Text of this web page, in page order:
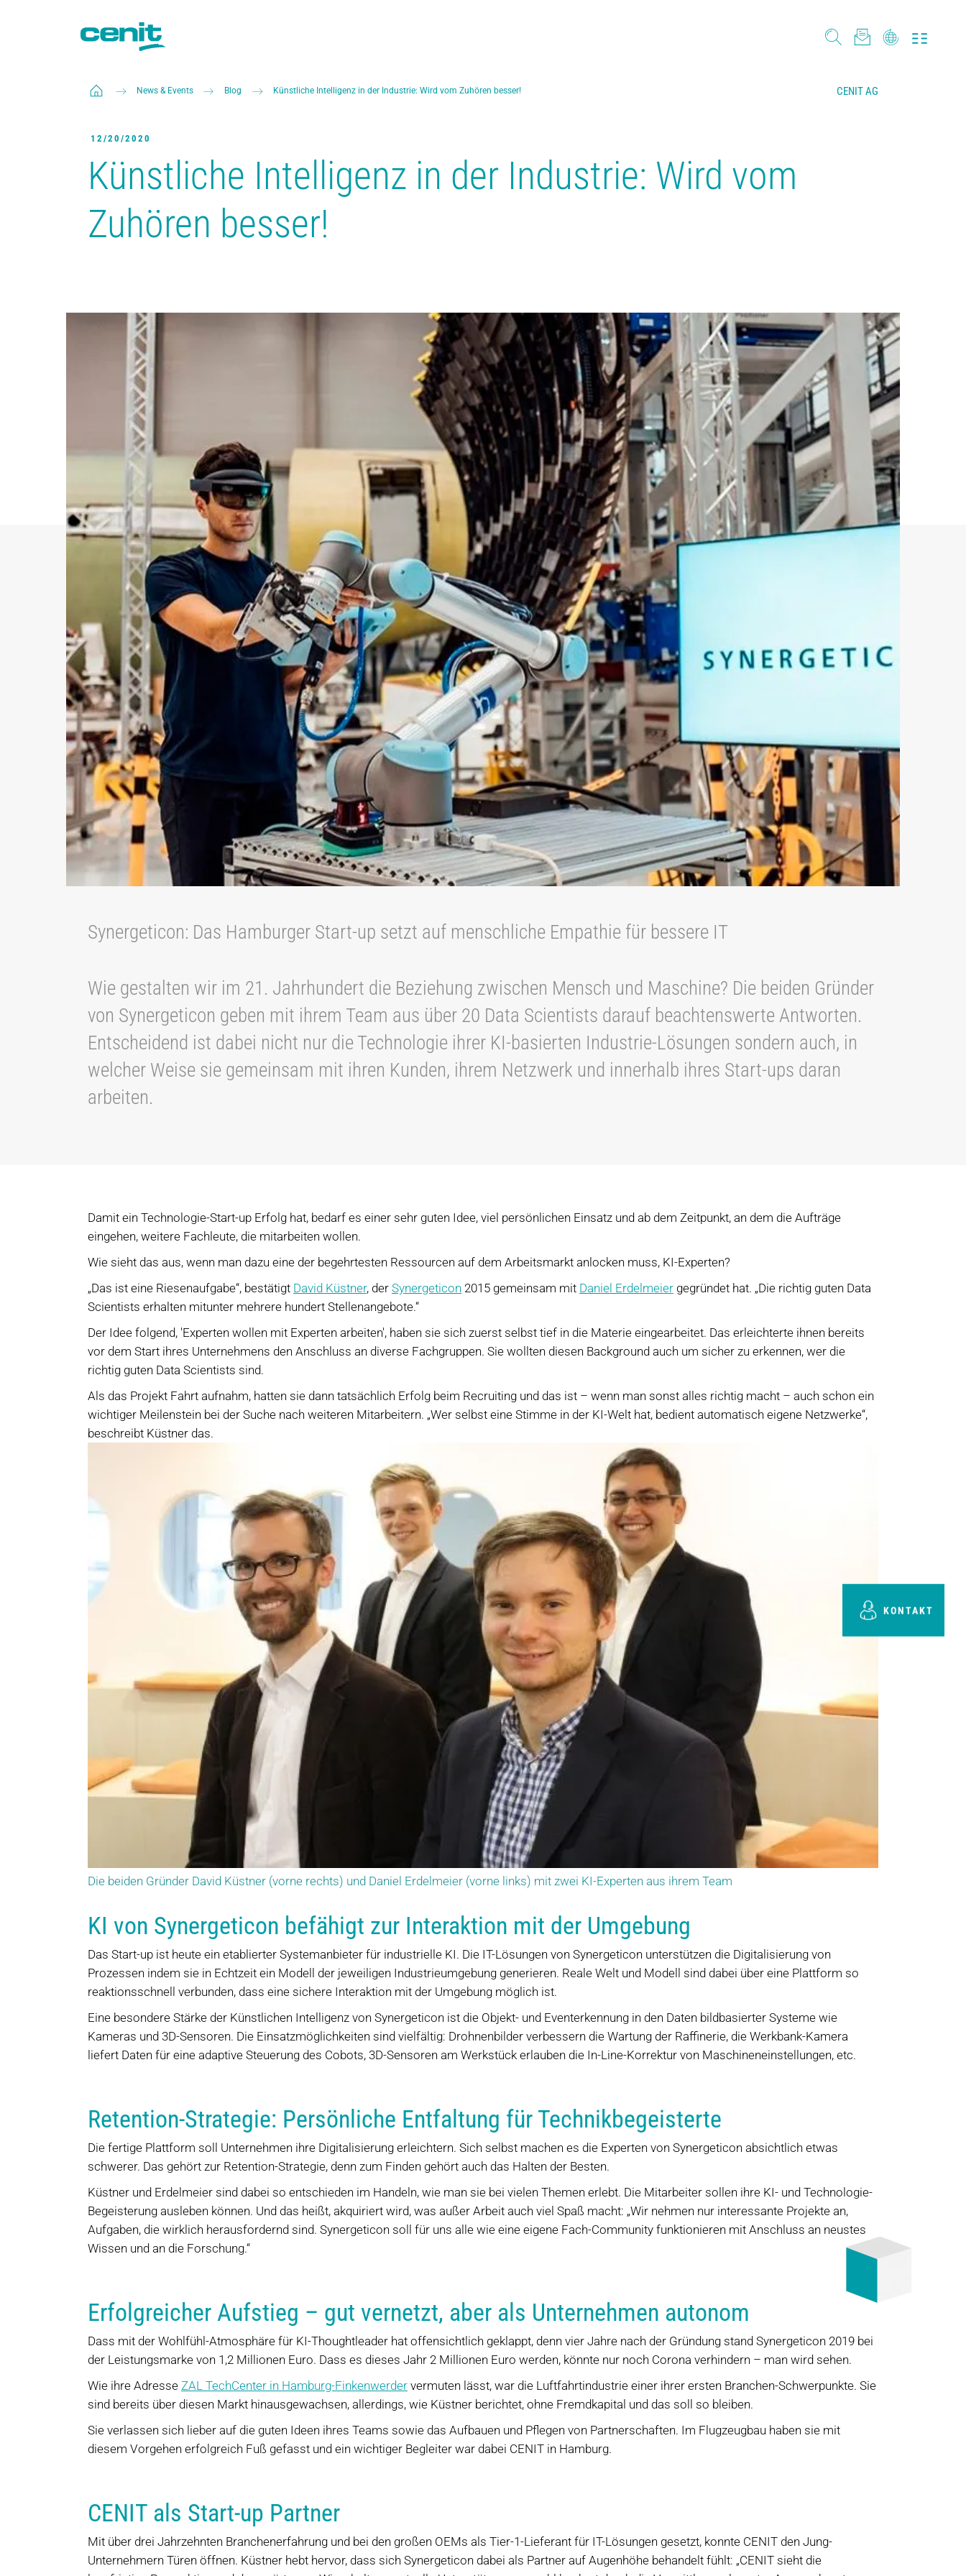
News & Events Blog Künstliche Intelligenz in der Industrie: Wird vom Zuhören besser! CENIT AG
KONTAKT
12/20/2020
Künstliche Intelligenz in der Industrie: Wird vom
Zuhören besser!
Synergeticon: Das Hamburger Start-up setzt auf menschliche Empathie für bessere IT
Wie gestalten wir im 21. Jahrhundert die Beziehung zwischen Mensch und Maschine? Die beiden Gründer
von Synergeticon geben mit ihrem Team aus über 20 Data Scientists darauf beachtenswerte Antworten.
Entscheidend ist dabei nicht nur die Technologie ihrer KI-basierten Industrie-Lösungen sondern auch, in
welcher Weise sie gemeinsam mit ihren Kunden, ihrem Netzwerk und innerhalb ihres Start-ups daran
arbeiten.
Die beiden Gründer David Küstner (vorne rechts) und Daniel Erdelmeier (vorne links) mit zwei KI-Experten aus ihrem Team
Damit ein Technologie-Start-up Erfolg hat, bedarf es einer sehr guten Idee, viel persönlichen Einsatz und ab dem Zeitpunkt, an dem die Aufträge
eingehen, weitere Fachleute, die mitarbeiten wollen.
Wie sieht das aus, wenn man dazu eine der begehrtesten Ressourcen auf dem Arbeitsmarkt anlocken muss, KI-Experten?
„Das ist eine Riesenaufgabe“, bestätigt David Küstner, der Synergeticon 2015 gemeinsam mit Daniel Erdelmeier gegründet hat. „Die richtig guten Data
Scientists erhalten mitunter mehrere hundert Stellenangebote.“
Der Idee folgend, ′Experten wollen mit Experten arbeiten′, haben sie sich zuerst selbst tief in die Materie eingearbeitet. Das erleichterte ihnen bereits
vor dem Start ihres Unternehmens den Anschluss an diverse Fachgruppen. Sie wollten diesen Background auch um sicher zu erkennen, wer die
richtig guten Data Scientists sind.
Als das Projekt Fahrt aufnahm, hatten sie dann tatsächlich Erfolg beim Recruiting und das ist – wenn man sonst alles richtig macht – auch schon ein
wichtiger Meilenstein bei der Suche nach weiteren Mitarbeitern. „Wer selbst eine Stimme in der KI-Welt hat, bedient automatisch eigene Netzwerke“,
beschreibt Küstner das.
KI von Synergeticon befähigt zur Interaktion mit der Umgebung
Das Start-up ist heute ein etablierter Systemanbieter für industrielle KI. Die IT-Lösungen von Synergeticon unterstützen die Digitalisierung von
Prozessen indem sie in Echtzeit ein Modell der jeweiligen Industrieumgebung generieren. Reale Welt und Modell sind dabei über eine Plattform so
reaktionsschnell verbunden, dass eine sichere Interaktion mit der Umgebung möglich ist.
Eine besondere Stärke der Künstlichen Intelligenz von Synergeticon ist die Objekt- und Eventerkennung in den Daten bildbasierter Systeme wie
Kameras und 3D-Sensoren. Die Einsatzmöglichkeiten sind vielfältig: Drohnenbilder verbessern die Wartung der Raffinerie, die Werkbank-Kamera
liefert Daten für eine adaptive Steuerung des Cobots, 3D-Sensoren am Werkstück erlauben die In-Line-Korrektur von Maschineneinstellungen, etc.
Retention-Strategie: Persönliche Entfaltung für Technikbegeisterte
Die fertige Plattform soll Unternehmen ihre Digitalisierung erleichtern. Sich selbst machen es die Experten von Synergeticon absichtlich etwas
schwerer. Das gehört zur Retention-Strategie, denn zum Finden gehört auch das Halten der Besten.
Küstner und Erdelmeier sind dabei so entschieden im Handeln, wie man sie bei vielen Themen erlebt. Die Mitarbeiter sollen ihre KI- und Technologie-
Begeisterung ausleben können. Und das heißt, akquiriert wird, was außer Arbeit auch viel Spaß macht: „Wir nehmen nur interessante Projekte an,
Aufgaben, die wirklich herausfordernd sind. Synergeticon soll für uns alle wie eine eigene Fach-Community funktionieren mit Anschluss an neustes
Wissen und an die Forschung.“
Erfolgreicher Aufstieg – gut vernetzt, aber als Unternehmen autonom
Dass mit der Wohlfühl-Atmosphäre für KI-Thoughtleader hat offensichtlich geklappt, denn vier Jahre nach der Gründung stand Synergeticon 2019 bei
der Leistungsmarke von 1,2 Millionen Euro. Dass es dieses Jahr 2 Millionen Euro werden, könnte nur noch Corona verhindern – man wird sehen.
Wie ihre Adresse ZAL TechCenter in Hamburg-Finkenwerder vermuten lässt, war die Luftfahrtindustrie einer ihrer ersten Branchen-Schwerpunkte. Sie
sind bereits über diesen Markt hinausgewachsen, allerdings, wie Küstner berichtet, ohne Fremdkapital und das soll so bleiben.
Sie verlassen sich lieber auf die guten Ideen ihres Teams sowie das Aufbauen und Pflegen von Partnerschaften. Im Flugzeugbau haben sie mit
diesem Vorgehen erfolgreich Fuß gefasst und ein wichtiger Begleiter war dabei CENIT in Hamburg.
CENIT als Start-up Partner
Mit über drei Jahrzehnten Branchenerfahrung und bei den großen OEMs als Tier-1-Lieferant für IT-Lösungen gesetzt, konnte CENIT den Jung-
Unternehmern Türen öffnen. Küstner hebt hervor, dass sich Synergeticon dabei als Partner auf Augenhöhe behandelt fühlt: „CENIT sieht die